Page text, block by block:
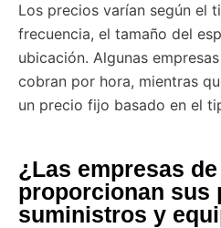
Los precios varían según el
frecuencia, el tamaño del
ubicación. Algunas
cobran por hora, mientras
un precio fijo basado en el
¿Las empresas
proporcionan sus
suministros y